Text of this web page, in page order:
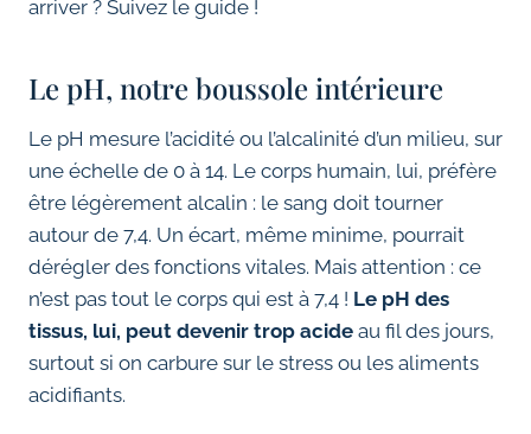
arriver ? Suivez le guide !
Le pH, notre boussole intérieure
Le pH mesure l’acidité ou l’alcalinité d’un milieu, sur
une échelle de 0 à 14. Le corps humain, lui, préfère
être légèrement alcalin : le sang doit tourner
autour de 7,4. Un écart, même minime, pourrait
dérégler des fonctions vitales. Mais attention : ce
n’est pas tout le corps qui est à 7,4 ! Le pH des
tissus, lui, peut devenir trop acide au fil des jours,
surtout si on carbure sur le stress ou les aliments
acidifiants.